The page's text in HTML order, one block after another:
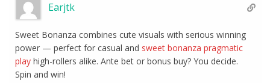
Earjtk
Sweet Bonanza combines cute visuals with serious winning
power — perfect for casual and sweet bonanza pragmatic
play high-rollers alike. Ante bet or bonus buy? You decide.
Spin and win!